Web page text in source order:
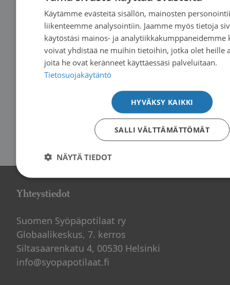
Uutiset|05.06.2026
Kesän 2026 aikataulut
Yhteystiedot
Suomen Syöpäpotilaat ry
Globaalikeskus, 7. kerros
Siltasaarenkatu 4, 00530 Helsinki
info@syopapotilaat.fi
Käytämme evästeitä sisällön, mainosten
liikenteemme analysointiin. Jaamme myös tietoja
käytöstäsi mainos- ja analytiikkakumppaneidemme
voivat yhdistää ne muihin tietoihin, jotka olet heille
joita he ovat keränneet käyttäessäsi palveluitaan.
Tietosuojakäytäntö
HYVÄKSY KAIKKI
SALLI VÄLTTÄMÄTTÖMÄT
NÄYTÄ TIEDOT